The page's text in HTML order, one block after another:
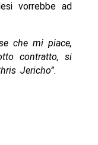
vorrebbe ad
che mi piace,
contratto, si
Jericho”.